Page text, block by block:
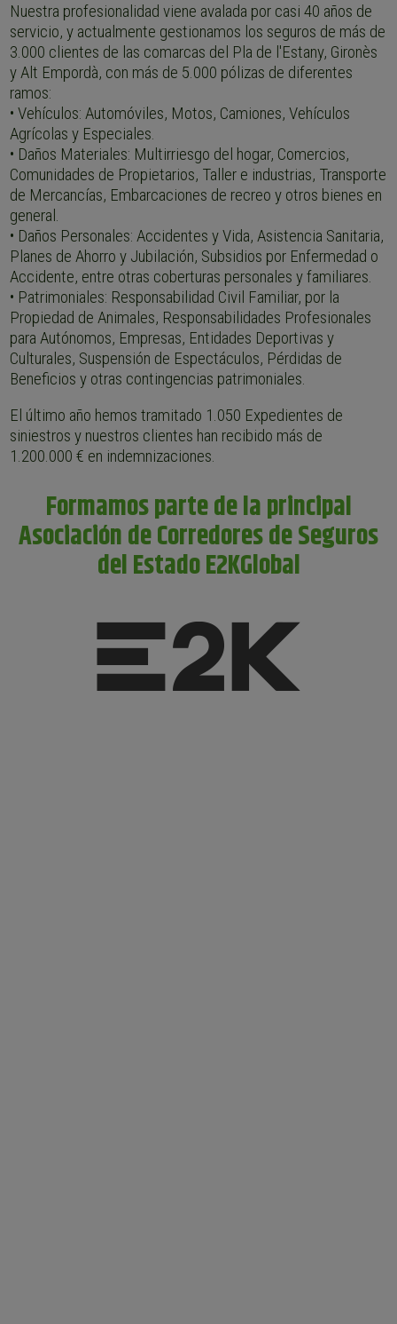
Nuestra profesionalidad viene avalada por casi 40 años de
servicio, y actualmente gestionamos los seguros de más de
3.000 clientes de las comarcas del Pla de l'Estany, Gironès
y Alt Empordà, con más de 5.000 pólizas de diferentes
ramos:
• Vehículos: Automóviles, Motos, Camiones, Vehículos
Agrícolas y Especiales.
• Daños Materiales: Multirriesgo del hogar, Comercios,
Comunidades de Propietarios, Taller e industrias, Transporte
de Mercancías, Embarcaciones de recreo y otros bienes en
general.
• Daños Personales: Accidentes y Vida, Asistencia Sanitaria,
Planes de Ahorro y Jubilación, Subsidios por Enfermedad o
Accidente, entre otras coberturas personales y familiares.
• Patrimoniales: Responsabilidad Civil Familiar, por la
Propiedad de Animales, Responsabilidades Profesionales
para Autónomos, Empresas, Entidades Deportivas y
Culturales, Suspensión de Espectáculos, Pérdidas de
Beneficios y otras contingencias patrimoniales.
El último año hemos tramitado 1.050 Expedientes de
siniestros y nuestros clientes han recibido más de
1.200.000 € en indemnizaciones.
Formamos parte de la principal
Asociación de Corredores de Seguros
del Estado E2KGlobal